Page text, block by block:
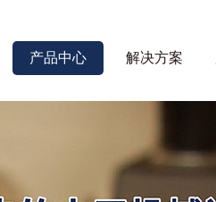
产品中心 解决方案